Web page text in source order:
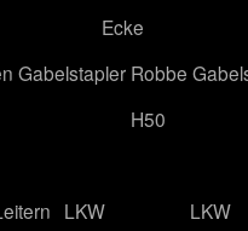
Ecke
Gabelstapler Robbe
H50
LKW
LKW